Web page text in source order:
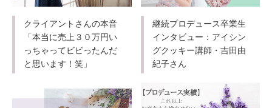
クライアントさんの本音
「本当に売上３０万円い
っちゃってビビったんだ
と思います！笑」
継続プロデュース卒業生
インタビュー：アイシン
グクッキー講師・吉田由
紀子さん